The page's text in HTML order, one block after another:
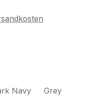
Navy
Grey